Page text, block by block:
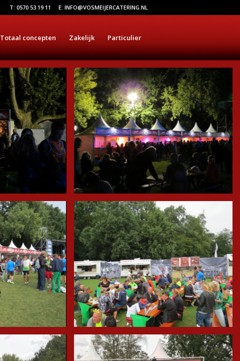
T: 0570 53 19 11 E: INFO@VOSMEIJERCATERING.NL
Totaal concepten Zakelijk Particulier